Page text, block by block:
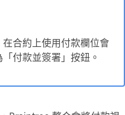
合約上使用付款欄位會
「付款並簽署 」按鈕。